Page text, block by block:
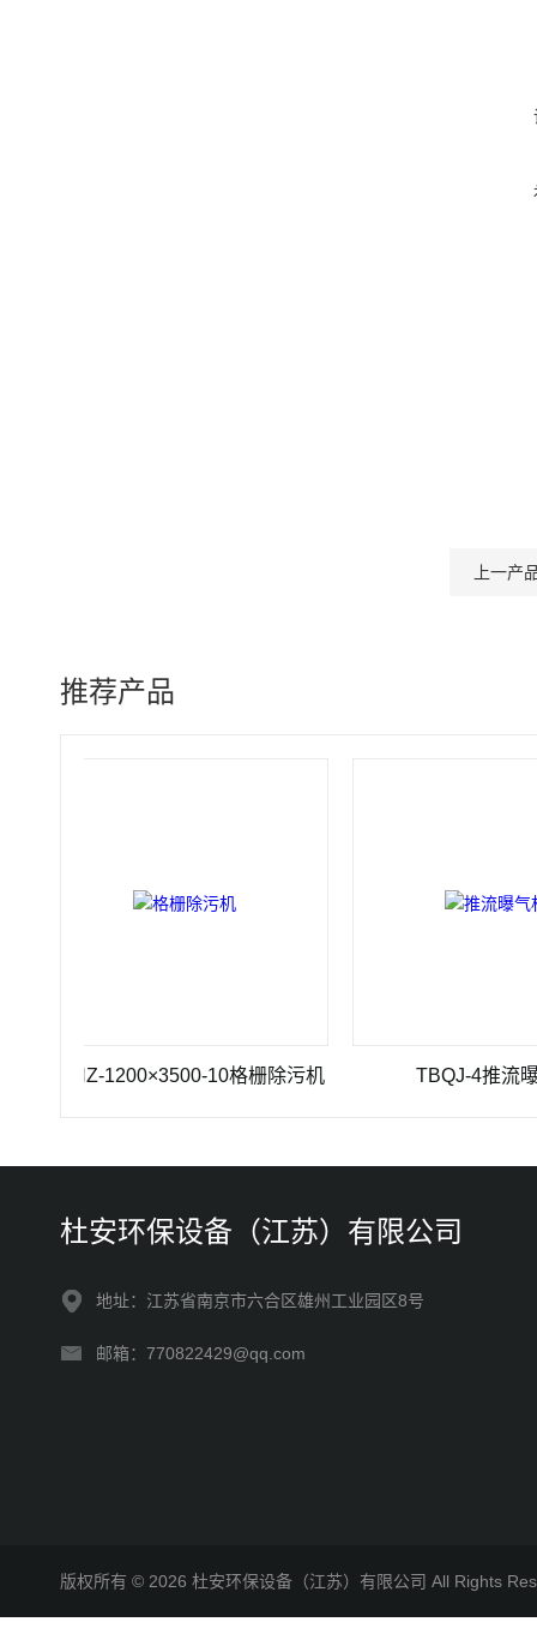
上一产
推荐产品
1200×3500-10格栅除污机 TBQJ-4推流曝气机
杜安环保设备（江苏）有限公司
地址：江苏省南京市六合区雄州工业园区8号
邮箱：770822429@qq.com
版权所有 © 2026 杜安环保设备（江苏）有限公司 All Rights